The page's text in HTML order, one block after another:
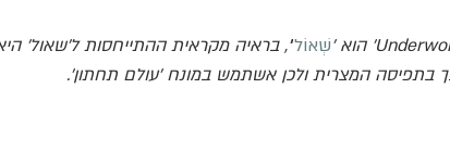
שְׁאוֹל'
בתפיסה המצרית ולכן אשתמש במונח 'עולם תחתון'.